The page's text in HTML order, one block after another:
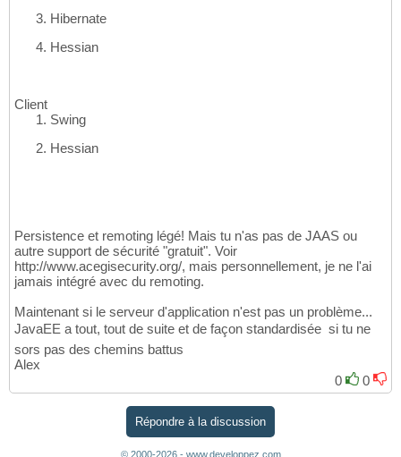
Hibernate
Hessian
Client
Swing
Hessian
Persistence et remoting légé! Mais tu n'as pas de JAAS ou
autre support de sécurité "gratuit". Voir
http://www.acegisecurity.org/, mais personnellement, je ne l'ai
jamais intégré avec du remoting.
Maintenant si le serveur d'application n'est pas un problème...
JavaEE a tout, tout de suite et de façon standardisée  si tu ne
sors pas des chemins battus
Alex
0
0
Répondre à la discussion
© 2000-2026 - www.developpez.com